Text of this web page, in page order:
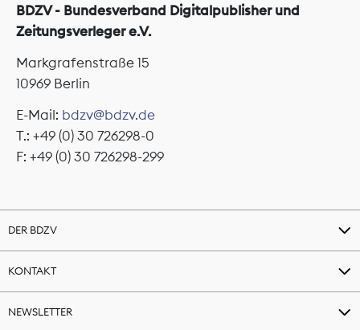
BDZV - Bundesverband Digitalpublisher und
Zeitungsverleger e.V.
Markgrafenstraße 15
10969 Berlin
E-Mail: bdzv@bdzv.de
T.: +49 (0) 30 726298-0
F: +49 (0) 30 726298-299
DER BDZV
KONTAKT
NEWSLETTER